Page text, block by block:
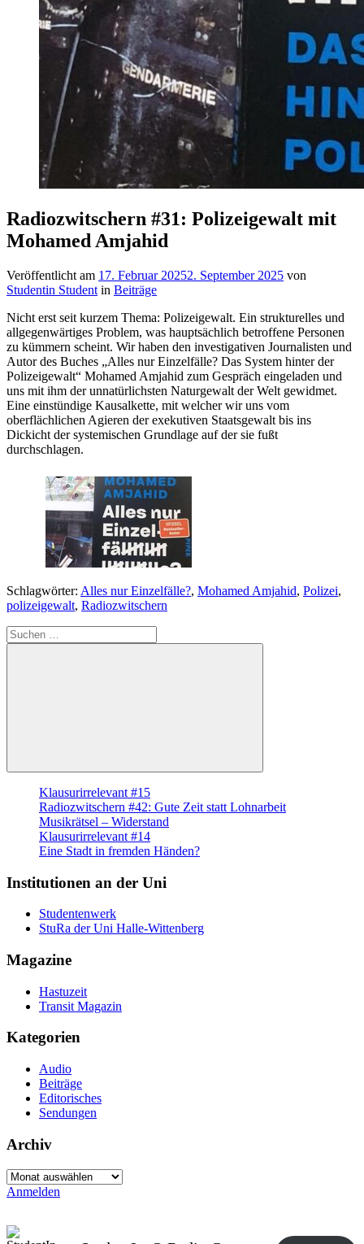
Radiozwitschern #31: Polizeigewalt mit
Mohamed Amjahid
Veröffentlicht am 17. Februar 20252. September 2025 von
Studentin Student in Beiträge
Nicht erst seit kurzem Thema: Polizeigewalt. Ein strukturelles und
allgegenwärtiges Problem, was hauptsächlich betroffene Personen
zu kümmern scheint. Wir haben den investigativen Journalisten und
Autor des Buches „Alles nur Einzelfälle? Das System hinter der
Polizeigewalt“ Mohamed Amjahid zum Gespräch eingeladen und
uns mit ihm der unnatürlichsten Naturgewalt der Welt gewidmet.
Eine einstündige Kausalkette, mit welcher wir uns vom
oberflächlichen Agieren der exekutiven Staatsgewalt bis ins
Dickicht der systemischen Grundlage auf der sie fußt
durchschlagen.
Schlagwörter: Alles nur Einzelfälle?, Mohamed Amjahid, Polizei,
polizeigewalt, Radiozwitschern
Suche
nach:
Suchen
Klausurirrelevant #15
Radiozwitschern #42: Gute Zeit statt Lohnarbeit
Musikrätsel – Widerstand
Klausurirrelevant #14
Eine Stadt in fremden Händen?
Institutionen an der Uni
Studentenwerk
StuRa der Uni Halle-Wittenberg
Magazine
Hastuzeit
Transit Magazin
Kategorien
Audio
Beiträge
Editorisches
Sendungen
Archiv
Archiv
Anmelden